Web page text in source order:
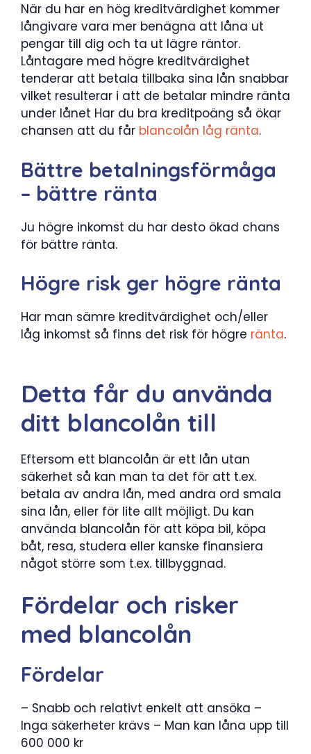
När du har en hög kreditvärdighet kommer
långivare vara mer benägna att låna ut
pengar till dig och ta ut lägre räntor.
Låntagare med högre kreditvärdighet
tenderar att betala tillbaka sina lån snabbar
vilket resulterar i att de betalar mindre ränta
under lånet Har du bra kreditpoäng så ökar
chansen att du får blancolån låg ränta.
Bättre betalningsförmåga
– bättre ränta
Ju högre inkomst du har desto ökad chans
för bättre ränta.
Högre risk ger högre ränta
Har man sämre kreditvärdighet och/eller
låg inkomst så finns det risk för högre ränta.
Detta får du använda
ditt blancolån till
Eftersom ett blancolån är ett lån utan
säkerhet så kan man ta det för att t.ex.
betala av andra lån, med andra ord smala
sina lån, eller för lite allt möjligt. Du kan
använda blancolån för att köpa bil, köpa
båt, resa, studera eller kanske finansiera
något större som t.ex. tillbyggnad.
Fördelar och risker
med blancolån
Fördelar
– Snabb och relativt enkelt att ansöka –
Inga säkerheter krävs – Man kan låna upp till
600 000 kr